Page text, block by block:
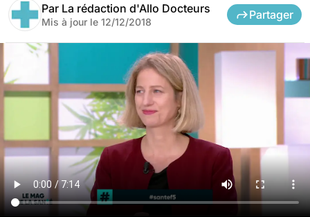
Par La rédaction d'Allo Docteurs
Mis à jour le 12/12/2018
Partager